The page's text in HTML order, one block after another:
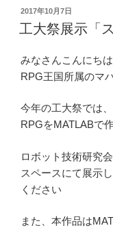
ム
「Hexbright」
展
示”
投
稿
日:
2017年10月7日
工大祭展示「
みなさんこんにちは
RPG王国所属のマ
今年の工大祭では
RPGをMATLABで
ロボット技術研究
スペースにて展示
ください
また、本作品は